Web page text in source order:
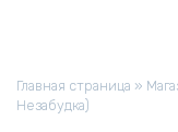
Главная страница »
Незабудка)